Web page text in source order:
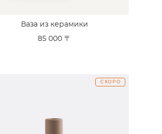
Ваза из керамики
85 000 〒
СКОРО